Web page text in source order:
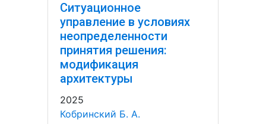
Ситуационное
управление в условиях
неопределенности
принятия решения:
модификация
архитектуры
2025
Кобринский Б. А.